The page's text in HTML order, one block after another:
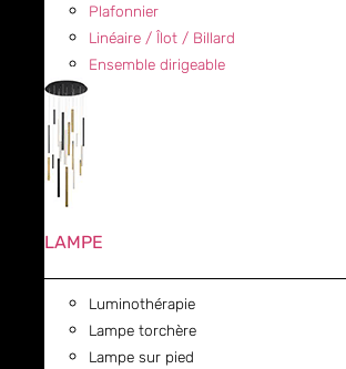
Plafonnier
Linéaire / Îlot / Billard
Ensemble dirigeable
LAMPE
Luminothérapie
Lampe torchère
Lampe sur pied